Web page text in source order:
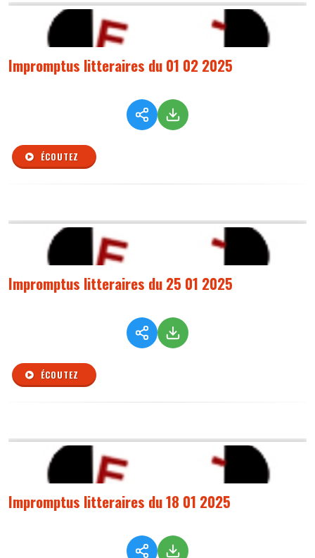
Impromptus litteraires du 01 02 2025
ÉCOUTEZ
Impromptus litteraires du 25 01 2025
ÉCOUTEZ
Impromptus litteraires du 18 01 2025